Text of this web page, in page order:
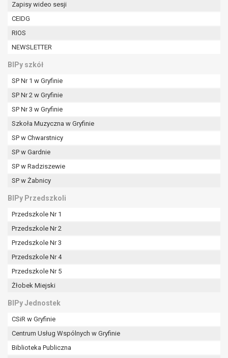
Zapisy wideo sesji
CEIDG
RIOS
NEWSLETTER
BIPy szkół
SP Nr 1 w Gryfinie
SP Nr 2 w Gryfinie
SP Nr 3 w Gryfinie
Szkoła Muzyczna w Gryfinie
SP w Chwarstnicy
SP w Gardnie
SP w Radziszewie
SP w Żabnicy
BIPy Przedszkoli
Przedszkole Nr 1
Przedszkole Nr 2
Przedszkole Nr 3
Przedszkole Nr 4
Przedszkole Nr 5
Żłobek Miejski
BIPy Jednostek
CSiR w Gryfinie
Centrum Usług Wspólnych w Gryfinie
Biblioteka Publiczna